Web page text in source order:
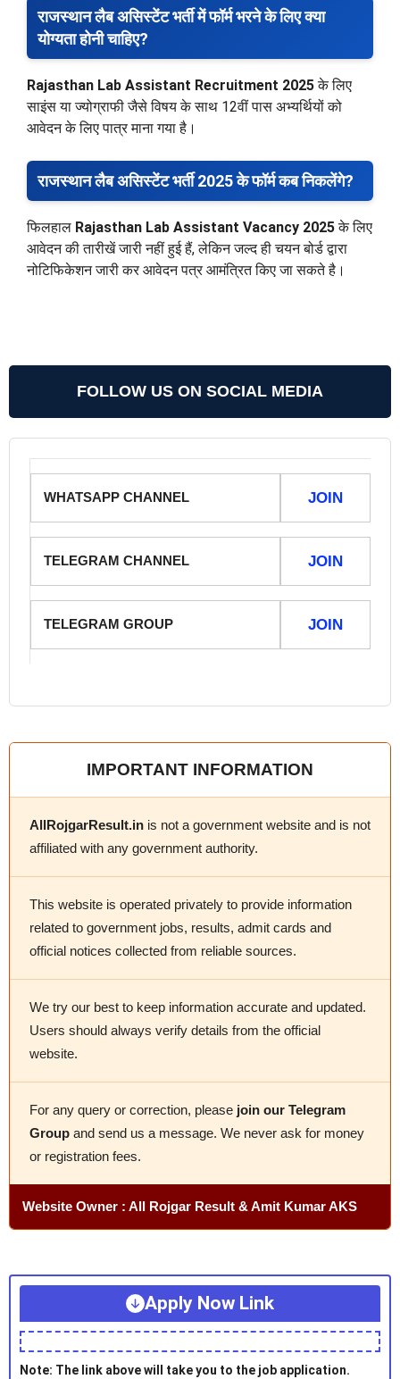
राजस्थान लैब असिस्टेंट भर्ती में फॉर्म भरने के लिए क्या
योग्यता होनी चाहिए?
Rajasthan Lab Assistant Recruitment 2025के लिए
साइंस या ज्योग्राफी जैसे विषय के साथ 12वीं पास अभ्यर्थियों को
आवेदन के लिए पात्र माना गया है।
राजस्थान लैब असिस्टेंट भर्ती 2025 के फॉर्म कब निकलेंगे?
फिलहाल Rajasthan Lab Assistant Vacancy 2025के लिए
आवेदन की तारीखें जारी नहीं हुई हैं, लेकिन जल्द ही चयन बोर्ड द्वारा
नोटिफिकेशन जारी कर आवेदन पत्र आमंत्रित किए जा सकते है।
FOLLOW US ON SOCIAL MEDIA
WHATSAPP CHANNEL JOIN
TELEGRAM CHANNEL JOIN
TELEGRAM GROUP JOIN
IMPORTANT INFORMATION
AllRojgarResult.in is not a government website and is not
affiliated with any government authority.
This website is operated privately to provide information
related to government jobs, results, admit cards and
official notices collected from reliable sources.
We try our best to keep information accurate and updated.
Users should always verify details from the official
website.
For any query or correction, please join our Telegram
Group and send us a message. We never ask for money
or registration fees.
Website Owner : All Rojgar Result & Amit Kumar AKS
Apply Now Link
Note: The link above will take you to the job application.